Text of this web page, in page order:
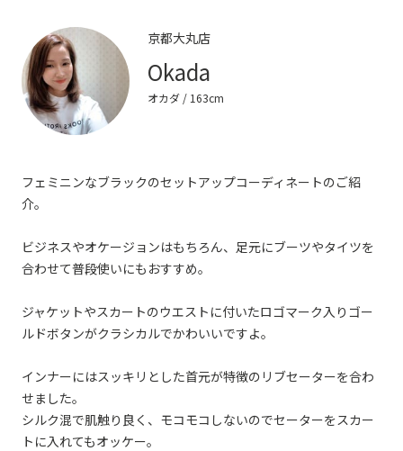
京都大丸店
Okada
オカダ/ 163cm
フェミニンなブラックのセットアップコーディネートのご紹
介。
ビジネスやオケージョンはもちろん、足元にブーツやタイツを
合わせて普段使いにもおすすめ。
ジャケットやスカートのウエストに付いたロゴマーク入りゴー
ルドボタンがクラシカルでかわいいですよ。
インナーにはスッキリとした首元が特徴のリブセーターを合わ
せました。
シルク混で肌触り良く、モコモコしないのでセーターをスカー
トに入れてもオッケー。